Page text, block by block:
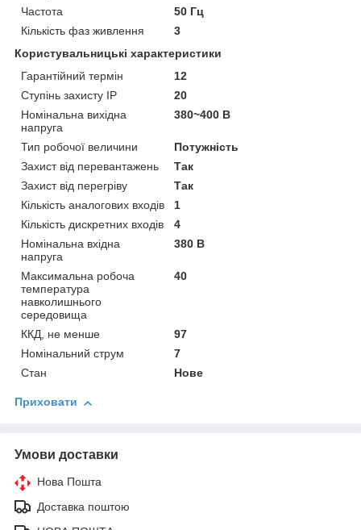
Частота
50 Гц
Кількість фаз живлення
3
Користувальницькі характеристики
Гарантійний термін
12
Ступінь захисту IP
20
Номінальна вихідна
напруга
380~400 В
Тип робочої величини
Потужність
Захист від перевантажень
Так
Захист від перегріву
Так
Кількість аналогових входів
1
Кількість дискретних входів
4
Номінальна вхідна
напруга
380 В
Максимальна робоча
температура
навколишнього
середовища
40
ККД, не менше
97
Номінальний струм
7
Стан
Нове
Приховати
Умови доставки
Нова Пошта
Доставка поштою